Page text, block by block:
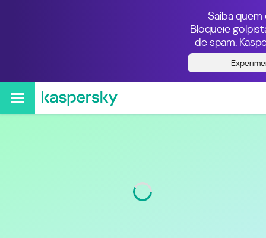
Saiba quem
Bloqueie
de spam.
Quem ligou do número
244943348911